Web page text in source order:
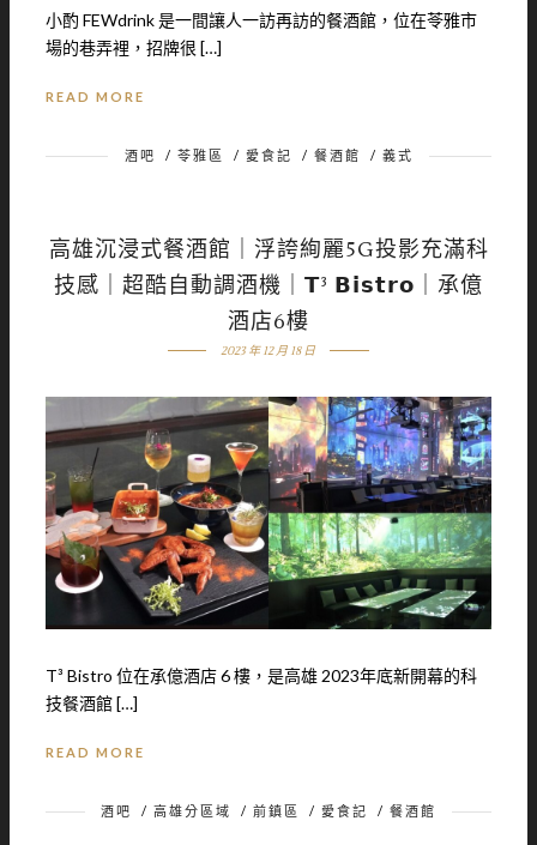
小酌 FEWdrink 是一間讓人一訪再訪的餐酒館，位在苓雅市
場的巷弄裡，招牌很 […]
READ MORE
酒吧 / 苓雅區 / 愛食記 / 餐酒館 / 義式
高雄沉浸式餐酒館｜浮誇絢麗5G投影充滿科
技感｜超酷自動調酒機｜𝗧³ 𝗕𝗶𝘀𝘁𝗿𝗼｜承億
酒店6樓
2023 年 12 月 18 日
T³ Bistro 位在承億酒店 6 樓，是高雄 2023年底新開幕的科
技餐酒館 […]
READ MORE
酒吧 / 高雄分區域 / 前鎮區 / 愛食記 / 餐酒館